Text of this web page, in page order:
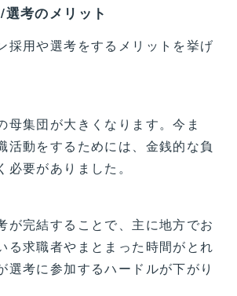
考のメリット
採用や選考をするメリットを挙げ
母集団が大きくなります。今ま
活動をするためには、金銭的な負
要がありました。
が完結することで、主に地方でお
る求職者やまとまった時間がとれ
選考に参加するハードルが下がり